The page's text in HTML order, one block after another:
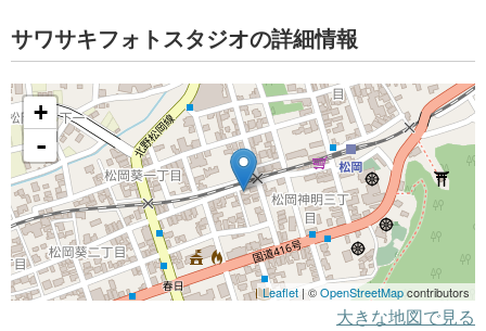
サワサキフォトスタジオの詳細情報
+
-
Leaflet| ©OpenStreetMapcontributors
大きな地図で見る